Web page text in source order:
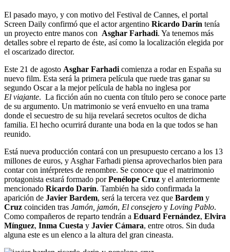
El pasado mayo, y con motivo del Festival de Cannes, el portal
Screen Daily confirmó que el actor argentino Ricardo Darín tenía
un proyecto entre manos con Asghar Farhadi. Ya tenemos más
detalles sobre el reparto de éste, así como la localización elegida por
el oscarizado director.
Este 21 de agosto Asghar Farhadi comienza a rodar en España su
nuevo film. Esta será la primera película que ruede tras ganar su
segundo Oscar a la mejor película de habla no inglesa por
El viajante. La ficción aún no cuenta con título pero se conoce parte
de su argumento. Un matrimonio se verá envuelto en una trama
donde el secuestro de su hija revelará secretos ocultos de dicha
familia. El hecho ocurrirá durante una boda en la que todos se han
reunido.
Está nueva producción contará con un presupuesto cercano a los 13
millones de euros, y Asghar Farhadi piensa aprovecharlos bien para
contar con intérpretes de renombre. Se conoce que el matrimonio
protagonista estará formado porPenélope Cruz y el anteriormente
mencionado Ricardo Darín. También ha sido confirmada la
aparición de Javier Bardem, será la tercera vez que Bardem y
Cruz coinciden tras Jamón, jamón, El consejero y Loving Pablo.
Como compañeros de reparto tendrán a Eduard Fernández, Elvira
Mínguez, Inma Cuesta y Javier Cámara, entre otros. Sin duda
alguna este es un elenco a la altura del gran cineasta.